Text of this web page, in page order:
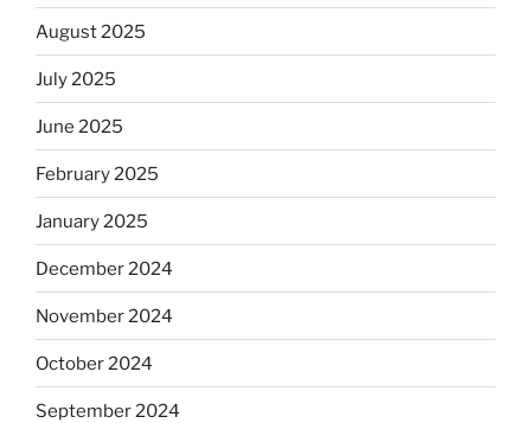
August 2025
July 2025
June 2025
February 2025
January 2025
December 2024
November 2024
October 2024
September 2024